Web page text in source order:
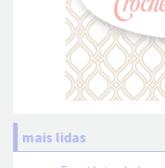
mais lidas